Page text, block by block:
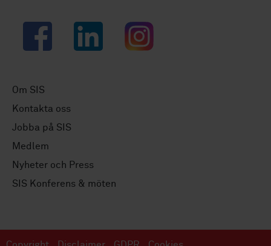
Facebook LinkedIn Instagram
Om SIS
Kontakta oss
Jobba på SIS
Medlem
Nyheter och Press
SIS Konferens & möten